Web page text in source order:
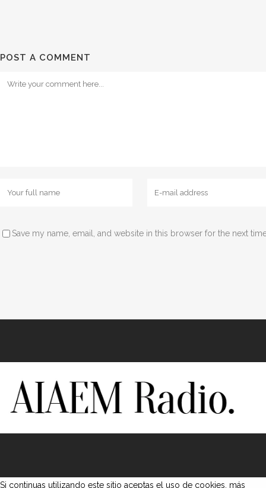
POST A COMMENT
Save my name, email, and website in this browser for the next
Si continuas utilizando este sitio aceptas el uso de cookies. más